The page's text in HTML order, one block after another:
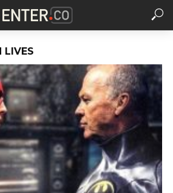
LIVES